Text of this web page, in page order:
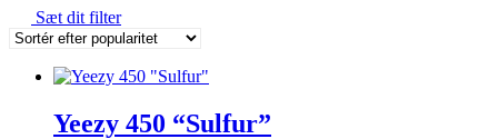
Sæt dit filter
Yeezy 450 “Sulfur”